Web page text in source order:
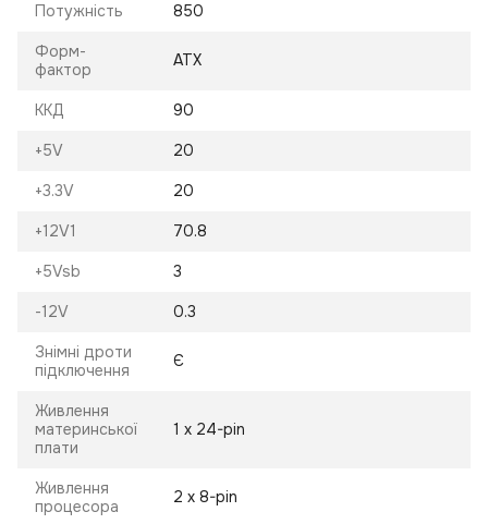
Потужність 850
Форм-
фактор
ATX
ККД 90
+5V 20
+3.3V 20
+12V1 70.8
+5Vsb 3
-12V 0.3
Знімні дроти
підключення
Є
Живлення
материнської
плати
1 х 24-pin
Живлення
процесора
2 х 8-pin